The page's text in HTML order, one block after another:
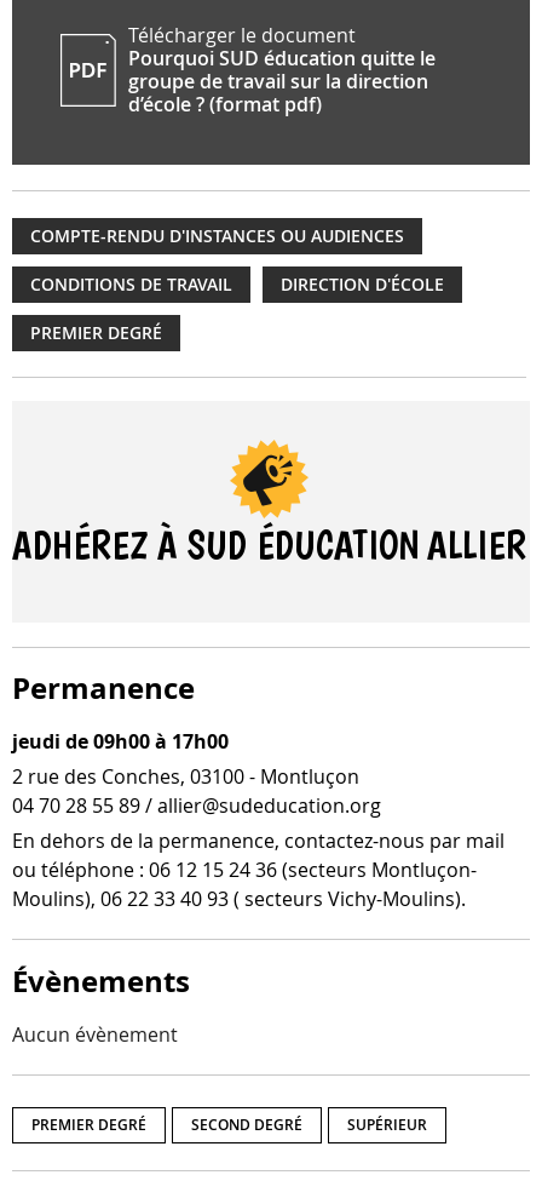
Télécharger le document
Pourquoi SUD éducation quitte le
groupe de travail sur la direction
d’école ? (format pdf)
COMPTE-RENDU D'INSTANCES OU AUDIENCES
CONDITIONS DE TRAVAIL DIRECTION D'ÉCOLE
PREMIER DEGRÉ
ADHÉREZ À SUD ÉDUCATION ALLIER
Permanence
jeudi de 09h00 à 17h00
2 rue des Conches, 03100 - Montluçon
04 70 28 55 89 / allier@sudeducation.org
En dehors de la per­ma­nence, contactez-​nous par mail
ou télé­phone : 06 12 15 24 36 (sec­teurs Montluçon-​
Moulins), 06 22 33 40 93 ( sec­teurs Vichy-Moulins).
Évènements
Aucun évènement
PREMIER DEGRÉ SECOND DEGRÉ SUPÉRIEUR